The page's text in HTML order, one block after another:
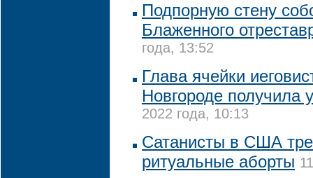
Подпорную стену
Блаженного
года, 13:52
Глава ячейки
Новгороде получила
2022 года, 10:13
Сатанисты в США
ритуальные аборты